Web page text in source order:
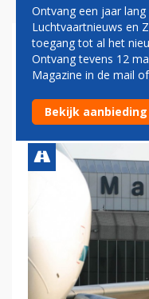
SCHRAPT
Ontvang een jaar
Luchtvaartnieuws en
toegang tot al het
Ontvang tevens 12
Magazine in de mail
Bekijk aanbieding